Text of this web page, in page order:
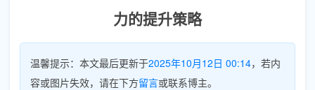
力的提升策略
温馨提示：本文最后更新于2025年10月12日 00:14，若内
容或图片失效，请在下方留言或联系博主。